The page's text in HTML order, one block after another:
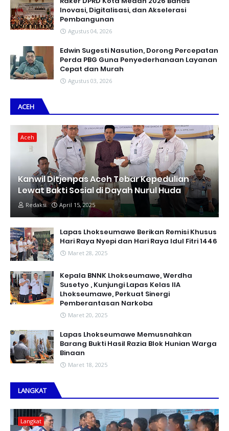
Inovasi, Digitalisasi, dan Akselerasi
Pembangunan
Agustus 04, 2026
Edwin Sugesti Nasution, Dorong Percepatan
Perda PBG Guna Penyederhanaan Layanan
Cepat dan Murah
Agustus 03, 2026
ACEH
Aceh
Kanwil Ditjenpas Aceh Tebar Kepedulian
Lewat Bakti Sosial di Dayah Nurul Huda
Redaksi April 15, 2025
Lapas Lhokseumawe Berikan Remisi Khusus
Hari Raya Nyepi dan Hari Raya Idul Fitri 1446
Maret 28, 2025
Kepala BNNK Lhokseumawe, Werdha
Susetyo , Kunjungi Lapas Kelas IIA
Lhokseumawe, Perkuat Sinergi
Pemberantasan Narkoba
Maret 20, 2025
Lapas Lhokseumawe Memusnahkan
Barang Bukti Hasil Razia Blok Hunian Warga
Binaan
Maret 18, 2025
LANGKAT
Langkat